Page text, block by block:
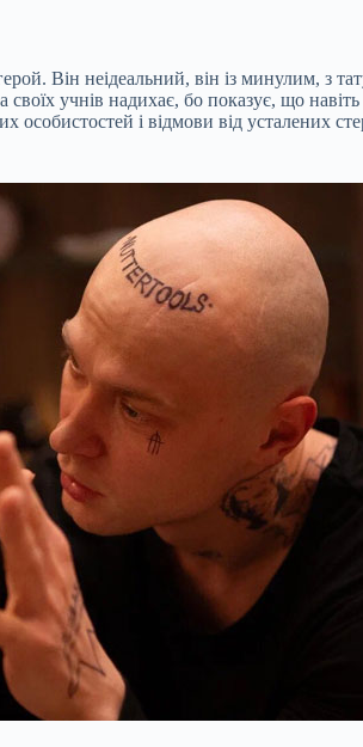
Він неідеальний, він із минулим, з
своїх учнів надихає, бо показує, що
особистостей і відмови від усталених